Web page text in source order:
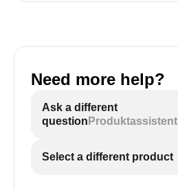
Need more help?
Ask a different
question Produktassistent
Select a different product